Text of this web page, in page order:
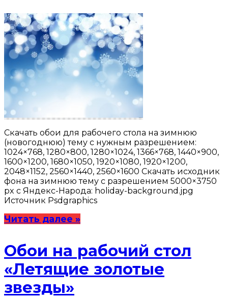
Скачать обои для рабочего стола на зимнюю
(новогоднюю) тему с нужным разрешением:
1024×768, 1280×800, 1280×1024, 1366×768, 1440×900,
1600×1200, 1680×1050, 1920×1080, 1920×1200,
2048×1152, 2560×1440, 2560×1600 Скачать исходник
фона на зимнюю тему с разрешением 5000×3750
px с Яндекс-Народа: holiday-background.jpg
Источник Psdgraphics
Читать далее »
Обои на рабочий стол
«Летящие золотые
звезды»